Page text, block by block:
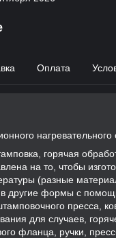
Оплата
нагревательного
горячая
на то, чтобы
(разные
другие формы с
пресса,
для случаев,
фланца, ручки,